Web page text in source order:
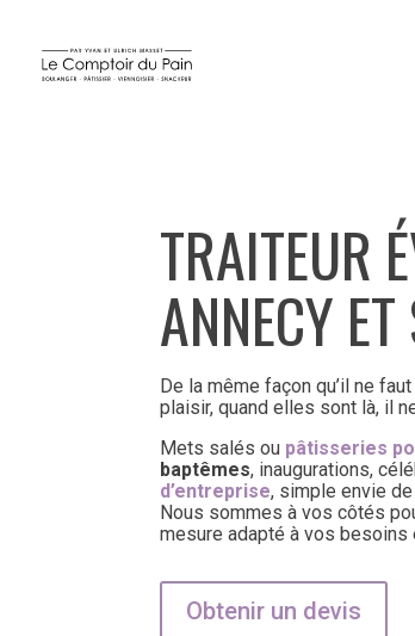
TRAITEUR
ANNECY
De la même façon qu’il ne
plaisir, quand elles sont là, il
Mets salés ou pâtisseries
baptêmes, inaugurations,
d’entreprise, simple envie
Nous sommes à vos côtés
mesure adapté à vos besoins
Obtenir un devis